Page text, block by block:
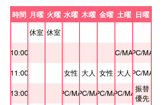
時間 月曜 火曜 水曜 木曜 金曜 土曜 日曜
休室 休室
10:00 PC/MABPC/MA
11:00 女性 大人 女性 大人 PC/MA
13:00 PC/MAPC/MAPC/MAPC/MA
振替
優先